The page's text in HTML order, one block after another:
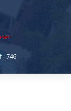
: 746